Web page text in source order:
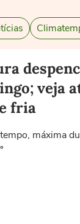
veja
fria
máxima